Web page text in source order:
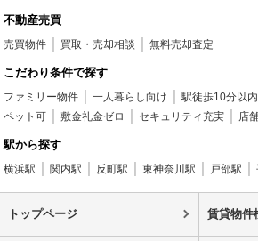
不動産売買
売買物件 買取・売却相談 無料売却査定
こだわり条件で探す
ファミリー物件 一人暮らし向け 駅徒歩10分以内
ペット可
敷金礼金ゼロ セキュリティ充実 店
駅から探す
横浜駅 関内駅 反町駅 東神奈川駅 戸部駅
トップページ 賃貸物件